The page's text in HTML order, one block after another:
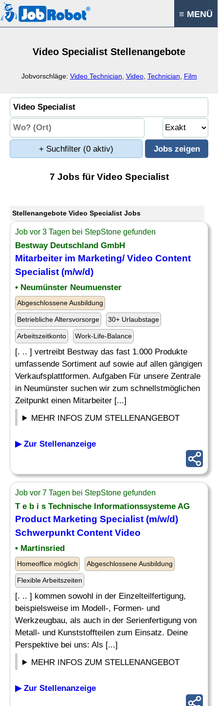
≡ MENÜ
Video Specialist Stellenangebote
Jobvorschläge: Video Technician Video, Technician Film
+ Suchfilter (0 aktiv)
7 Jobs für Video Specialist
Stellenangebote Video Specialist Jobs
Job vor 3 Tagen bei StepStone gefunden
Bestway Deutschland GmbH
Mitarbeiter im Marketing/ Video Content
Specialist (m/w/d)
• Neumünster Neumuenster
Abgeschlossene Ausbildung
Betriebliche Altersvorsorge 30+ Urlaubstage
Arbeitszeitkonto Work-Life-Balance
[. .. ] vertreibt Bestway das fast 1.000 Produkte
umfassende Sortiment auf sowie auf allen gängigen
Verkaufsplattformen. Aufgaben Für unsere Zentrale
in Neumünster suchen wir zum schnellstmöglichen
Zeitpunkt einen Mitarbeiter [...]
MEHR INFOS ZUM STELLENANGEBOT
▶ Zur Stellenanzeige
Job vor 7 Tagen bei StepStone gefunden
T e b i s Technische Informationssysteme AG
Product Marketing Specialist (m/w/d)
Schwerpunkt Content Video
• Martinsried
Homeoffice möglich Abgeschlossene Ausbildung
Flexible Arbeitszeiten
[. .. ] kommen sowohl in der Einzelteilfertigung,
beispielsweise im Modell-, Formen- und
Werkzeugbau, als auch in der Serienfertigung von
Metall- und Kunststoffteilen zum Einsatz. Deine
Perspektive bei uns: Als [...]
MEHR INFOS ZUM STELLENANGEBOT
▶ Zur Stellenanzeige